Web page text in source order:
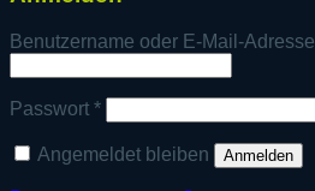
Benutzername oder E-Mail-Adresse
Passwort *Erforderlich
Angemeldet bleiben Anmelden